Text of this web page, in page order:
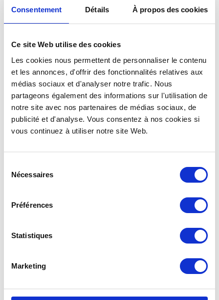
Consentement Détails À propos des cookies
Ce site Web utilise des cookies
Les cookies nous permettent de personnaliser le contenu
et les annonces, d'offrir des fonctionnalités relatives aux
médias sociaux et d'analyser notre trafic. Nous
partageons également des informations sur l'utilisation de
notre site avec nos partenaires de médias sociaux, de
publicité et d'analyse. Vous consentez à nos cookies si
vous continuez à utiliser notre site Web.
Nécessaires
Préférences
Statistiques
Marketing
Ladéconsigneuse
EASY de Lemon Tri constitue une
addition judicieuse à tout lieu de consommation.
Grâce à sa petite taille, elle pourra se loger partout,
même les espaces les plus restreints. Nul besoin de
prévoir une zone dédiée, cet
automatepeut
simplement s’ajouter à votre espace détente, restaurant
ou coin café. Son habillage est d’ailleurs
personnalisable, pour encore plus de discrétion ou au
contraire, un aspect voyant.
La machine s’occupe de récupérer lescontenants